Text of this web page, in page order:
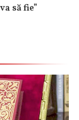
să fie”